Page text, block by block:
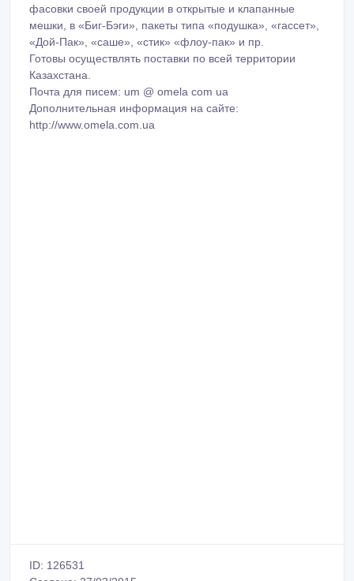
фасовки своей продукции в открытые и клапанные
мешки, в «Биг-Бэги», пакеты типа «подушка», «гассет»,
«Дой-Пак», «саше», «стик» «флоу-пак» и пр.
Готовы осуществлять поставки по всей территории
Казахстана.
Почта для писем: um @ omela cоm ua
Дополнительная информация на сайте:
http://www.omela.com.ua
ID: 126531